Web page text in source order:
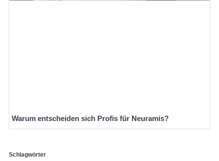
Warum entscheiden sich Profis für Neuramis?
Schlagwörter